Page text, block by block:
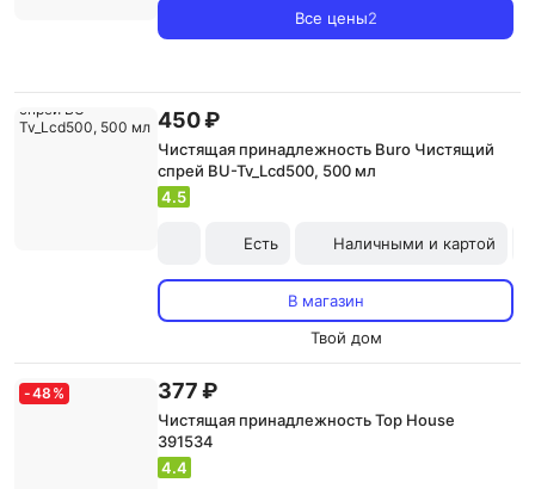
Все цены2
450 ₽
Чистящая принадлежность Buro Чистящий
спрей BU-Tv_Lcd500, 500 мл
4.5
Есть Наличными и картой
В магазин
Твой дом
-48 % 377 ₽
Чистящая принадлежность Top House
391534
4.4